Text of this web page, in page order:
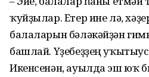
ҡуйҙылар. Етер ине лә,
балаларын бәләкәйҙән
башлай. Үҙебеҙҙең
Икенсенән, ауылда эш юҡ